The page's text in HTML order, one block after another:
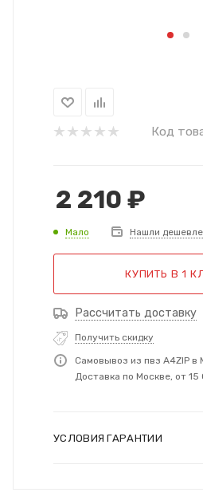
Код
2 210 ₽
Мало Нашли
КУПИТЬ В 1
Рассчитать доставку
Получить скидку
Самовывоз из пвз A4ZIP в
Доставка по Москве, от
УСЛОВИЯ ГАРАНТИИ